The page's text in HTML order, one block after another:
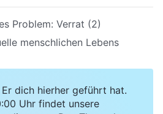
Problem: Verrat (2)
menschlichen Lebens
dich hierher geführt hat.
Uhr findet unsere